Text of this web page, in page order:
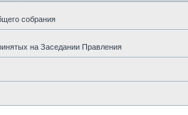
собрания
на Заседании Правления